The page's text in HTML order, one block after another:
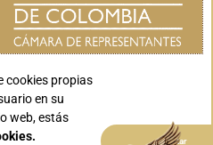
cookies propias
en su
web, estás
Aceptar